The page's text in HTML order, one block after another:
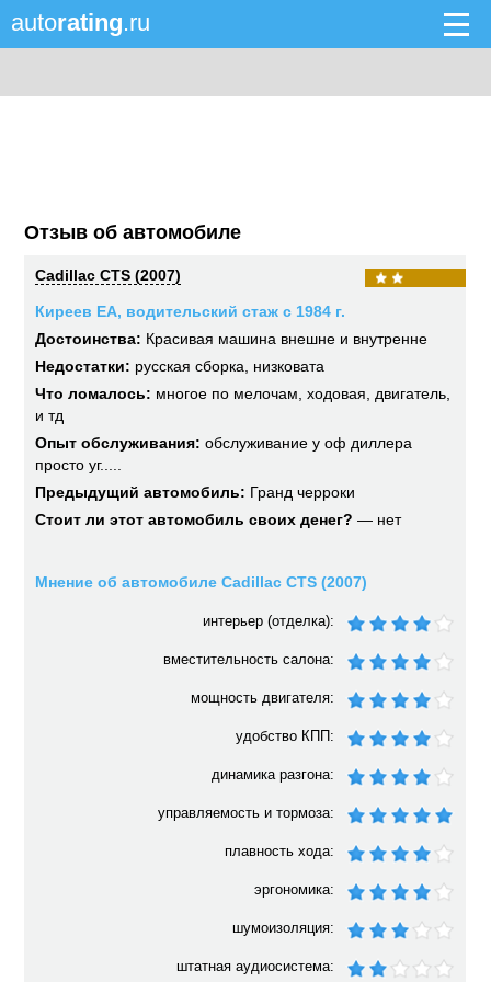
autorating.ru
Отзыв об автомобиле
Cadillac CTS (2007)
Киреев ЕА, водительский стаж с 1984 г.
Достоинства: Красивая машина внешне и внутренне
Недостатки: русская сборка, низковата
Что ломалось: многое по мелочам, ходовая, двигатель,
и тд
Опыт обслуживания: обслуживание у оф диллера
просто уг.....
Предыдущий автомобиль: Гранд черроки
Стоит ли этот автомобиль своих денег? — нет
Мнение об автомобиле Cadillac CTS (2007)
интерьер (отделка):
вместительность салона:
мощность двигателя:
удобство КПП:
динамика разгона:
управляемость и тормоза:
плавность хода:
эргономика:
шумоизоляция:
штатная аудиосистема: